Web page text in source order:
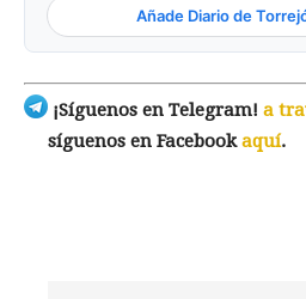
Añade Diario de
¡Síguenos en Telegram! a
síguenos en Facebookaquí.